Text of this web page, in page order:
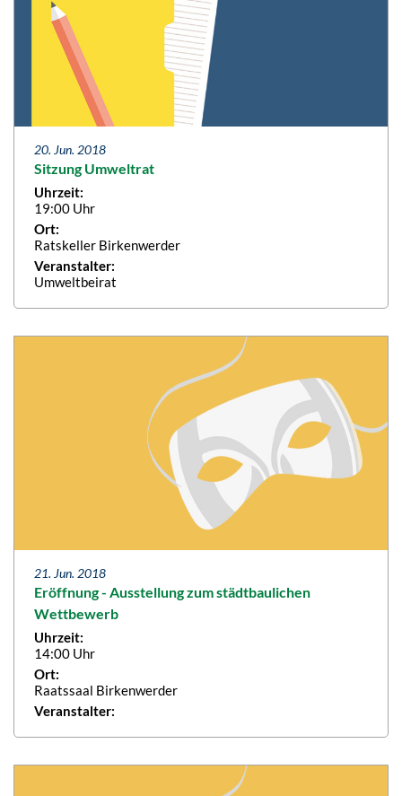
20. Jun. 2018
Sitzung Umweltrat
Uhrzeit:
19:00 Uhr
Ort:
Ratskeller Birkenwerder
Veranstalter:
Umweltbeirat
21. Jun. 2018
Eröffnung - Ausstellung zum städtbaulichen
Wettbewerb
Uhrzeit:
14:00 Uhr
Ort:
Raatssaal Birkenwerder
Veranstalter: